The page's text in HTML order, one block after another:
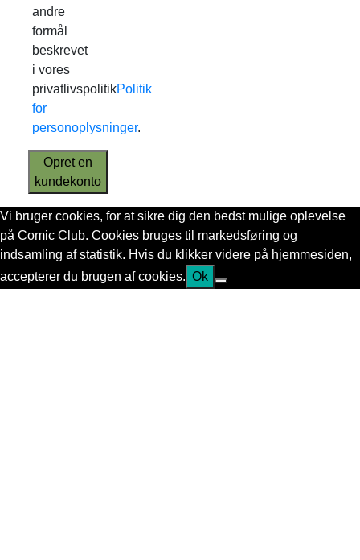
andre
formål
beskrevet
i vores
privatlivspolitikPolitik
for
personoplysninger.
Opret en
kundekonto
Vi bruger cookies, for at sikre dig den bedst mulige oplevelse
på Comic Club. Cookies bruges til markedsføring og
indsamling af statistik. Hvis du klikker videre på hjemmesiden,
accepterer du brugen af cookies. Ok